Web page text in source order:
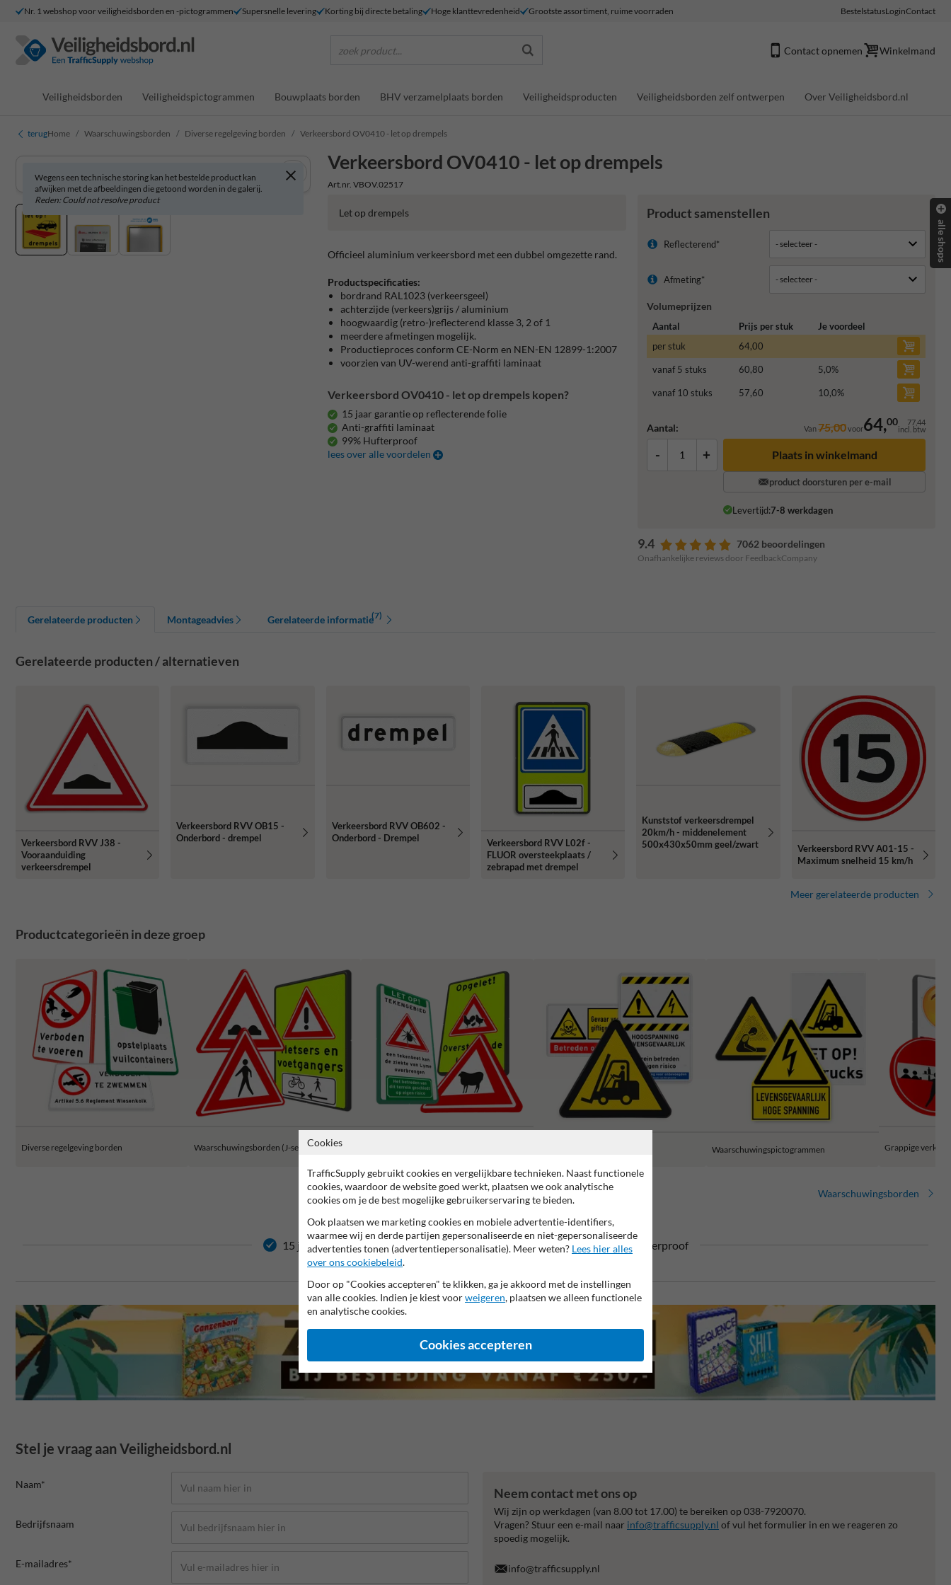
Nr. 1 webshop voor veiligheidsborden en -pictogrammen Supersnelle levering Korting bij directe betaling Hoge klanttevredenheid Grootste assortiment, ruime voorraden BestelstatusLoginContact
zoek product... Contact opnemen Winkelmand
Veiligheidsborden Veiligheidspictogrammen Bouwplaats borden BHV verzamelplaats borden Veiligheidsproducten Veiligheidsborden zelf ontwerpen Over Veiligheidsbord.nl
terugHome Waarschuwingsborden Diverse regelgeving borden Verkeersbord OV0410 - let op drempels
Verkeersbord OV0410 - let op drempels
Art.nr. VBOV.02517
Wegens een technische storing kan het bestelde product kan
afwijken met de afbeeldingen die getoond worden in de galerij.
Reden: Could not resolve product
Product samenstellen
Reflecterend*
Afmeting*
Volumeprijzen
Aantal Prijs per stuk
Je voordeel
per stuk
64,00
vanaf 5 stuks 60,80 5,0%
vanaf 10 stuks 57,60 10,0%
Aantal: Van75,00voor64,00 77,44
incl. btw
- + Plaats in winkelmand
product doorsturen per e-mail
Levertijd:7-8 werkdagen
9.4 7062 beoordelingen
Onafhankelijke reviews door FeedbackCompany
Let op drempels
Officieel aluminium verkeersbord met een dubbel omgezette rand.
Productspecificaties:
bordrand RAL1023 (verkeersgeel)
achterzijde (verkeers)grijs / aluminium
hoogwaardig (retro-)reflecterend klasse 3, 2 of 1
meerdere afmetingen mogelijk.
Productieproces conform CE-Norm en NEN-EN 12899-1:2007
voorzien van UV-werend anti-graffiti laminaat
Verkeersbord OV0410 - let op drempels kopen?
15 jaar garantie op reflecterende folie
Anti-graffiti laminaat
99% Hufterproof
lees over alle voordelen
Gerelateerde producten Montageadvies Gerelateerde informatie(7)
Gerelateerde producten / alternatieven
Verkeersbord RVV J38 -
Vooraanduiding
verkeersdrempel
Verkeersbord RVV OB15 -
Onderbord - drempel
Verkeersbord RVV OB602 -
Onderbord - Drempel
Verkeersbord RVV L02f -
FLUOR oversteekplaats /
zebrapad met drempel
Kunststof verkeersdrempel
20km/h - middenelement
500x430x50mm geel/zwart
Verkeersbord RVV A01-15 -
Maximum snelheid 15 km/h
Meer gerelateerde producten
Productcategorieën in deze groep
Diverse regelgeving borden Waarschuwingsborden (J-serie) Waarschuwingspictogrammen Grappige
Waarschuwingsborden
15 jaar garantie op reflecterende folie Anti-graffiti laminaat 99% Hufterproof
Stel je vraag aan Veiligheidsbord.nl
Naam*
Bedrijfsnaam
E-mailadres*
Neem contact met ons op
Wij zijn op werkdagen (van 8.00 tot 17.00) te bereiken op 038-7920070.
Vragen? Stuur een e-mail naar info@trafficsupply.nl of vul het formulier in en we reageren zo
spoedig mogelijk.
info@trafficsupply.nl
alle shops
Cookies
TrafficSupply gebruikt cookies en vergelijkbare technieken. Naast functionele
cookies, waardoor de website goed werkt, plaatsen we ook analytische
cookies om je de best mogelijke gebruikerservaring te bieden.
Ook plaatsen we marketing cookies en mobiele advertentie-identifiers,
waarmee wij en derde partijen gepersonaliseerde en niet-gepersonaliseerde
advertenties tonen (advertentiepersonalisatie). Meer weten? Lees hier alles
over ons cookiebeleid.
Door op "Cookies accepteren" te klikken, ga je akkoord met de instellingen
van alle cookies. Indien je kiest voorweigeren, plaatsen we alleen functionele
en analytische cookies.
Cookies accepteren